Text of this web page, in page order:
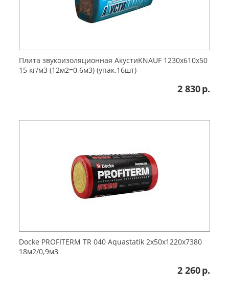
Плита звукоизоляционная АкустиKNAUF 1230х610х50
15 кг/м3 (12м2=0,6м3) (упак.16шт)
2 830р.
Docke PROFITERM TR 040 Aquastatik 2x50x1220x7380
18м2/0,9м3
2 260р.